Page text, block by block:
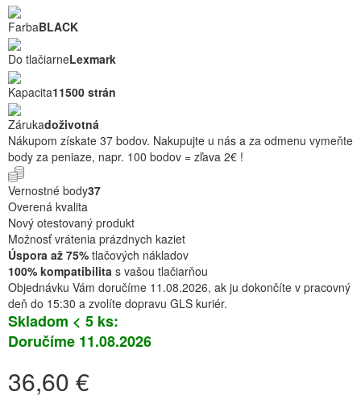
FarbaBLACK
Do tlačiarneLexmark
Kapacita11500 strán
Zárukadoživotná
Nákupom získate 37 bodov. Nakupujte u nás a za odmenu vymeňte
body za peniaze, napr. 100 bodov = zľava 2€ !
Vernostné body37
Overená kvalita
Nový otestovaný produkt
Možnosť vrátenia prázdnych kaziet
Úspora až 75% tlačových nákladov
100% kompatibilita s vašou tlačiarňou
Objednávku Vám doručíme 11.08.2026, ak ju dokončíte v pracovný
deň do 15:30 a zvolíte dopravu GLS kuriér.
Skladom < 5 ks:
Doručíme 11.08.2026
36,60 €